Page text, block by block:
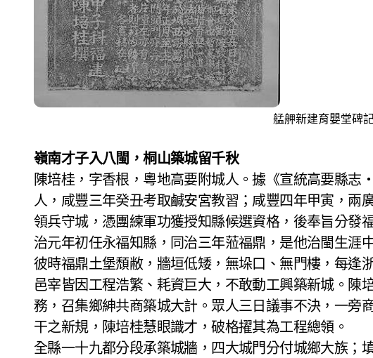
艋舺新建育嬰堂碑
嶺南才子入八閩，桐山築城留千秋
陳培桂，字香根，粵地高要附城人。據《宣統高要縣
人，咸豐三年癸丑考取鹹安宮教習；咸豐四年甲寅，兩
領兵守城，憑團練軍功獲授知縣候選資格，後奉旨分發
治元年初任永福知縣，同治三年蒞福鼎，是他治閩生涯
彼時福鼎土堡頹敝，牆垣低矮，無垛口、無門樓，每逢
邑宰皆因工程浩繁、耗資巨大，不敢動工興築新城。陳
務，召集鄉紳共商築城大計。眾人三日議事不決，一旁
干之新規，陳培桂慧眼識才，破格擢其為工程總領。
全縣一十九都分段承築城牆，四大城門分付城鄉大族；